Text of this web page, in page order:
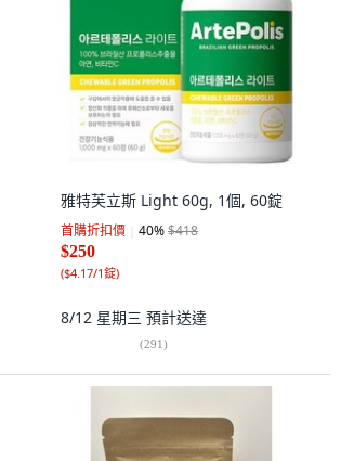
雅特芙立斯 Light 60g, 1個, 60錠
首購折扣價 40%$418
$250
($4.17/1錠)
8/12 星期三 預計送達
(291)